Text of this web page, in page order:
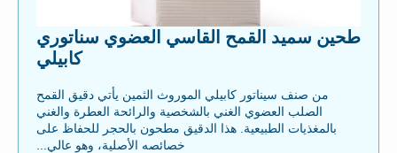
طحين سميد القمح القاسي العضوي سناتوري
كابيلي
من صنف سيناتور كابيلي الموروث الثمين يأتي دقيق القمح
الصلب العضوي الغني بالشخصية والرائحة العطرة والغني
بالمغذيات الطبيعية. هذا الدقيق مطحون بالحجر للحفاظ على
خصائصه الأصلية، وهو عالي...